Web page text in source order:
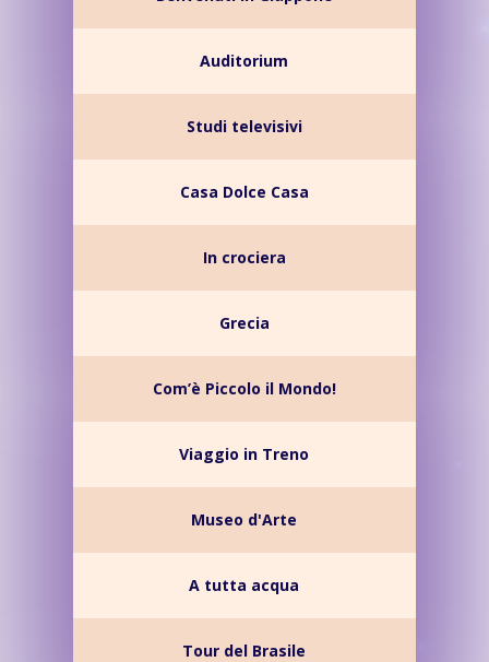
Auditorium
Studi televisivi
Casa Dolce Casa
In crociera
Grecia
Com’è Piccolo il Mondo!
Viaggio in Treno
Museo d'Arte
A tutta acqua
Tour del Brasile